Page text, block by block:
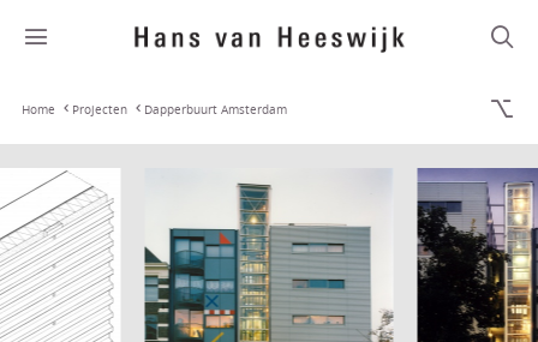
Home Projecten Dapperbuurt Amsterdam